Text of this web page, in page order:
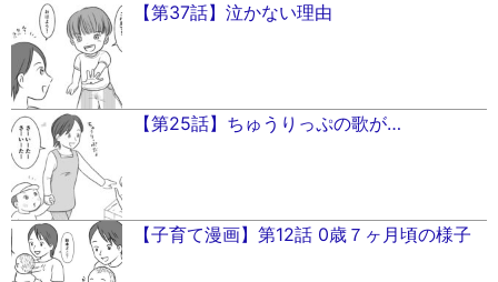
【第37話】泣かない理由
【第25話】ちゅうりっぷの歌が…
【子育て漫画】第12話 0歳７ヶ月頃の様子